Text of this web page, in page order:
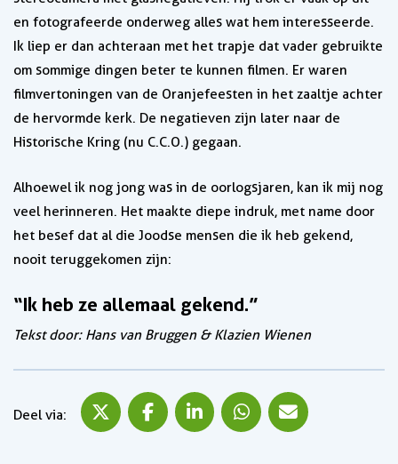
en fotografeerde onderweg alles wat hem interesseerde.
Ik liep er dan achteraan met het trapje dat vader gebruikte
om sommige dingen beter te kunnen filmen. Er waren
filmvertoningen van de Oranjefeesten in het zaaltje achter
de hervormde kerk. De negatieven zijn later naar de
Historische Kring (nu C.C.O.) gegaan.
Alhoewel ik nog jong was in de oorlogsjaren, kan ik mij nog
veel herinneren. Het maakte diepe indruk, met name door
het besef dat al die Joodse mensen die ik heb gekend,
nooit teruggekomen zijn:
“Ik heb ze allemaal gekend.”
Tekst door: Hans van Bruggen & Klazien Wienen
Deel via:
Deel via XDeel via Facebook
Deel via LinkedInDeel via WhatsApp